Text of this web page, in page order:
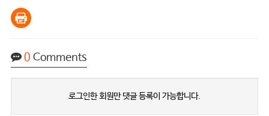
0 Comments
로그인한 회원만 댓글 등록이 가능합니다.